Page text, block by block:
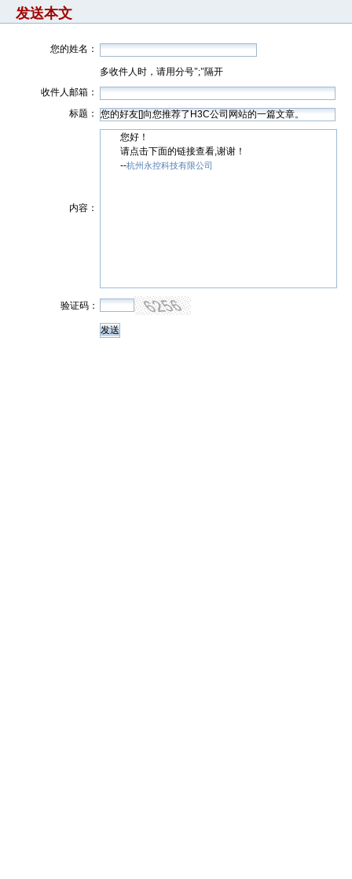
发送本文
您的姓名：
多收件人时，请用分号";"隔开
收件人邮箱：
标题：
内容：
您好！
请点击下面的链接查看,谢谢！
--杭州永控科技有限公司
验证码：